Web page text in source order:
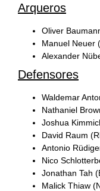
Arqueros
Oliver
Manuel Neuer
Alexander
Defensores
Waldemar
Nathaniel
Joshua
David Raum
Antonio
Nico
Jonathan Tah
Malick Thiaw